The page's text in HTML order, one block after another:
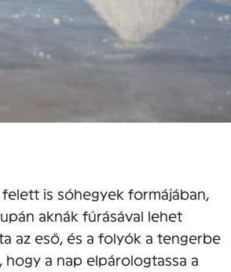
is sóhegyek formájában,
aknák fúrásával lehet
az eső, és a folyók a tengerbe
a nap elpárologtassa a